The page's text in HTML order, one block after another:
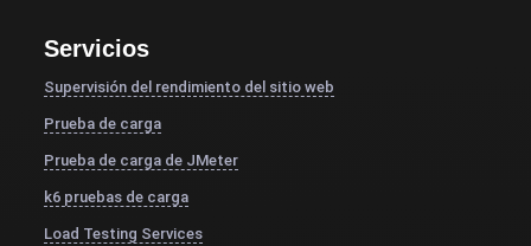
Servicios
Supervisión del rendimiento del sitio web
Prueba de carga
Prueba de carga de JMeter
k6 pruebas de carga
Load Testing Services